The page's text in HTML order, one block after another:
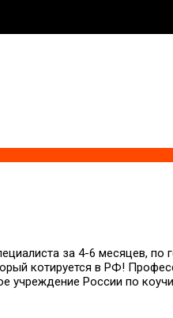
за 4-6 месяцев,
котируется в РФ!
учреждение России по